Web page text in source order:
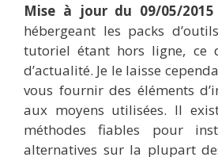
Mise à jour du 09/05/2015
hébergeant les packs
tutoriel étant hors ligne, ce
d’actualité. Je le laisse
vous fournir des éléments
aux moyens utilisées. Il
méthodes fiables pour
alternatives sur la plupart